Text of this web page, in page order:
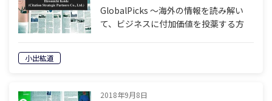
ンド
GlobalPicks 〜海外の情報を読み解い
て、ビジネスに付加価値を投薬する方
小出紘道
2018年9月8日